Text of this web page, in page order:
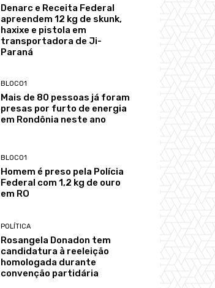
Denarc e Receita Federal
apreendem 12 kg de skunk,
haxixe e pistola em
transportadora de Ji-
Paraná
BLOCO1
Mais de 80 pessoas já foram
presas por furto de energia
em Rondônia neste ano
BLOCO1
Homem é preso pela Polícia
Federal com 1,2 kg de ouro
em RO
POLÍTICA
Rosangela Donadon tem
candidatura à reeleição
homologada durante
convenção partidária